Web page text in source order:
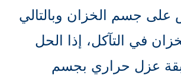
على جسم الخزان وبالتالي
في التآكل، إذا الحل
عزل حراري بجسم